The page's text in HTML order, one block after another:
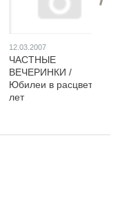
12.03.2007
ЧАСТНЫЕ
ВЕЧЕРИНКИ /
Юбилеи в расцвете
лет